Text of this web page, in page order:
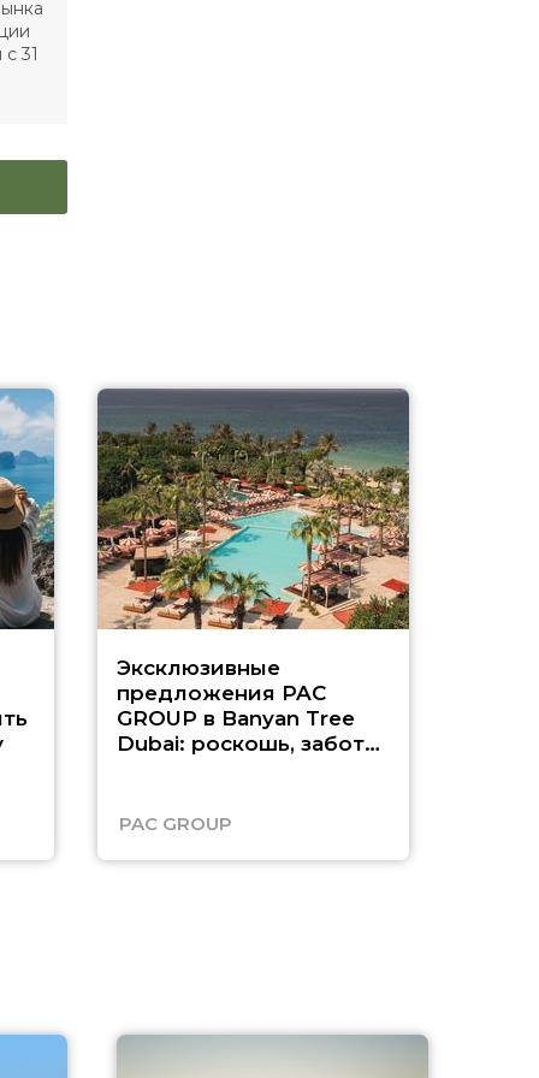
31
Эксклюзивные
предложения PAC
GROUP в Banyan Tree
Dubai: роскошь, забота
PAC GROUP